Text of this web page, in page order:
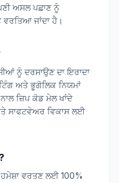
ਅਸਲ ਪਛਾਣ ਨੂੰ
ਜਾਂਦਾ ਹੈ।
ਨੂੰ ਦਰਸਾਉਣ ਦਾ ਇਰਾਦਾ
ਅਤੇ ਭੂਗੋਲਿਕ ਨਿਯਮਾਂ
ਜ਼ਿਪ ਕੋਡ ਮੇਲ ਖਾਂਦੇ
ਸਾਫਟਵੇਅਰ ਵਿਕਾਸ ਲਈ
ਵਰਤਣ ਲਈ 100%